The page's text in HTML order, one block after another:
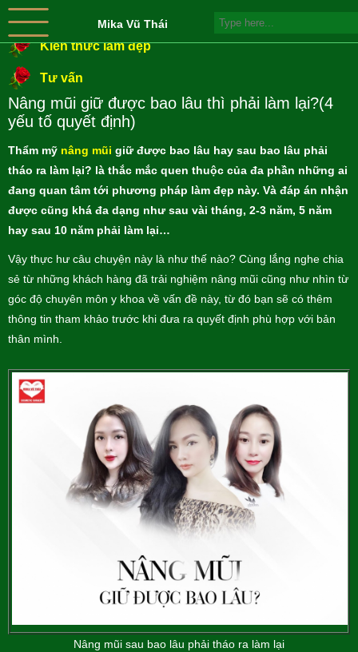
Mika Vũ Thái
Kiến thức làm đẹp
Tư vấn
Nâng mũi giữ được bao lâu thì phải làm lại?(4
yếu tố quyết định)
Thẩm mỹ nâng mũi giữ được bao lâu hay sau bao lâu phải
tháo ra làm lại? là thắc mắc quen thuộc của đa phần những ai
đang quan tâm tới phương pháp làm đẹp này. Và đáp án nhận
được cũng khá đa dạng như sau vài tháng, 2-3 năm, 5 năm
hay sau 10 năm phải làm lại…
Vậy thực hư câu chuyện này là như thế nào? Cùng lắng nghe chia
sẻ từ những khách hàng đã trải nghiệm nâng mũi cũng như nhìn từ
góc độ chuyên môn y khoa về vấn đề này, từ đó bạn sẽ có thêm
thông tin tham khảo trước khi đưa ra quyết định phù hợp với bản
thân mình.
Nâng mũi sau bao lâu phải tháo ra làm lại